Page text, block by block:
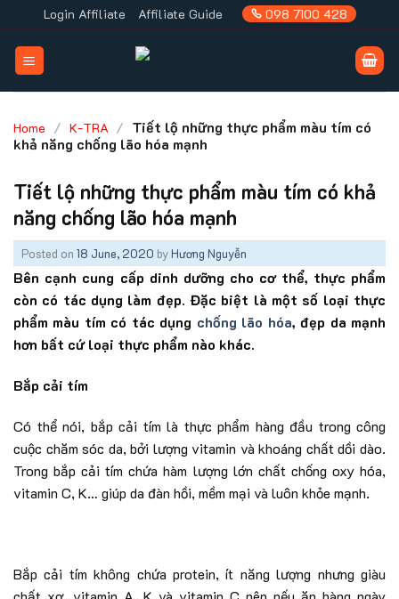
to
content
Login Affiliate Affiliate Guide 098 7100 428
Home / K-TRA / Tiết lộ những thực phẩm màu tím có
khả năng chống lão hóa mạnh
Tiết lộ những thực phẩm màu tím có khả
năng chống lão hóa mạnh
Posted on 18 June, 2020 byHương Nguyễn
Bên cạnh cung cấp dinh dưỡng cho cơ thể, thực phẩm
còn có tác dụng làm đẹp. Đặc biệt là một số loại thực
phẩm màu tím có tác dụng chống lão hóa, đẹp da mạnh
hơn bất cứ loại thực phẩm nào khác.
Bắp cải tím
Có thể nói, bắp cải tím là thực phẩm hàng đầu trong công
cuộc chăm sóc da, bởi lượng vitamin và khoáng chất dồi dào.
Trong bắp cải tím chứa hàm lượng lớn chất chống oxy hóa,
vitamin C, K… giúp da đàn hồi, mềm mại và luôn khỏe mạnh.
Bắp cải tím không chứa protein, ít năng lượng nhưng giàu